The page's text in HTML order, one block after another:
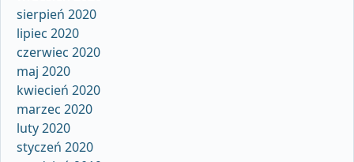
sierpień 2020
lipiec 2020
czerwiec 2020
maj 2020
kwiecień 2020
marzec 2020
luty 2020
styczeń 2020